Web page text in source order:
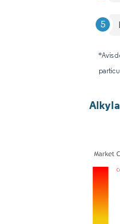
*Avis